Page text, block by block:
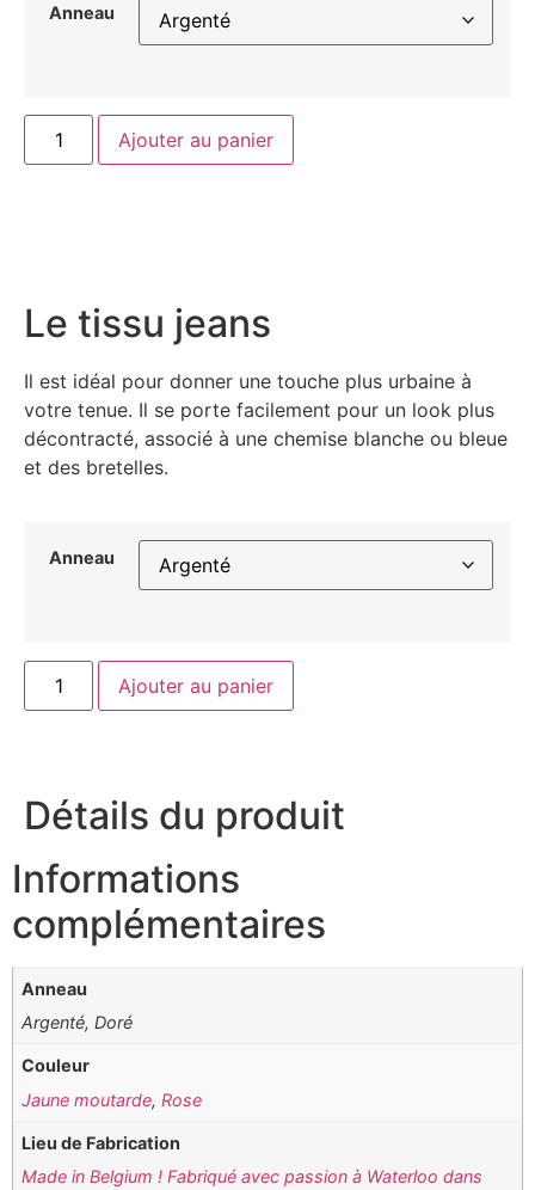
Anneau
Ajouter au panier
Le tissu jeans
Il est idéal pour donner une touche plus urbaine à
votre tenue. Il se porte facilement pour un look plus
décontracté, associé à une chemise blanche ou bleue
et des bretelles.
Anneau
Ajouter au panier
Détails du produit
Informations
complémentaires
Anneau
Argenté, Doré
Couleur
Jaune moutarde,Rose
Lieu de Fabrication
Made in Belgium ! Fabriqué avec passion à Waterloo dans